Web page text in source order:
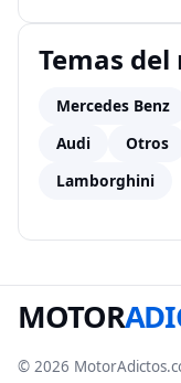
Temas
Mercedes Benz
Audi
Otros
Lamborghini
MOTOR
© 2026